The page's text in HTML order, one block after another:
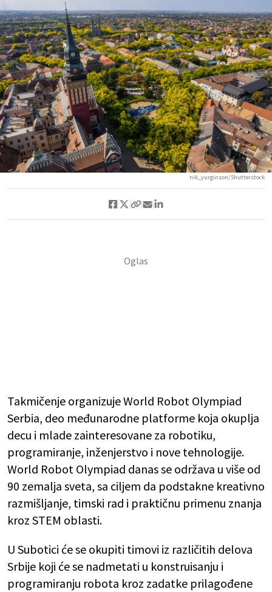
nik_yurginson/Shutterstock
Takmičenje organizuje World Robot Olympiad
Serbia, deo međunarodne platforme koja okuplja
decu i mlade zainteresovane za robotiku,
programiranje, inženjerstvo i nove tehnologije.
World Robot Olympiad danas se održava u više od
90 zemalja sveta, sa ciljem da podstakne kreativno
razmišljanje, timski rad i praktičnu primenu znanja
kroz STEM oblasti.
U Subotici će se okupiti timovi iz različitih delova
Srbije koji će se nadmetati u konstruisanju i
programiranju robota kroz zadatke prilagođene